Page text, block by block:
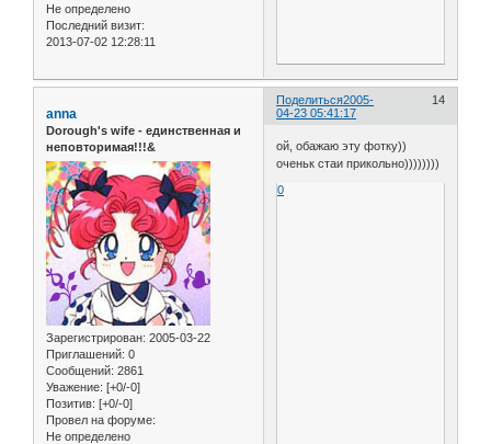
Не определено
Последний визит:
2013-07-02 12:28:11
Поделиться 14
2005-
04-23 05:41:17
anna
Dorough's wife - единственная и
неповторимая!!!&
Зарегистрирован: 2005-03-22
Приглашений: 0
Сообщений: 2861
Уважение: [+0/-0]
Позитив: [+0/-0]
Провел на форуме:
Не определено
ой, обажаю эту фотку))
оченьк стаи прикольно))))))))
0